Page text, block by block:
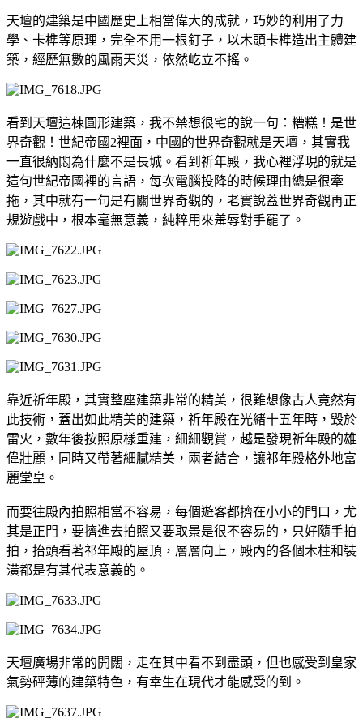
天壇的建築是中國歷史上相當偉大的成就，巧妙的利用了力
學、卡榫等原理，完全不用一根釘子，以木頭卡榫造出主體建
築，經歷無數的風雨天災，依然屹立不搖。
看到天壇這棟圓形建築，我不禁想很宅的說一句：糟糕！是世
界奇觀！世紀帝國2裡面，中國的世界奇觀就是天壇，其實我
一直很納悶為什麼不是長城。看到祈年殿，我心裡浮現的就是
這句世紀帝國裡的言語，每次電腦投降的時候理由總是很牽
拖，其中就有一句是有關世界奇觀的，老實說蓋世界奇觀再正
規遊戲中，根本毫無意義，純粹用來羞辱對手罷了。
靠近祈年殿，其實整座建築非常的精美，很難想像古人竟然有
此技術，蓋出如此精美的建築，祈年殿在光緒十五年時，毀於
雷火，數年後按照原樣重建，細細觀賞，越是發現祈年殿的雄
偉壯麗，同時又帶著細膩精美，兩者結合，讓祁年殿格外地富
麗堂皇。
而要往殿內拍照相當不容易，每個遊客都擠在小小的門口，尤
其是正門，要擠進去拍照又要取景是很不容易的，只好隨手拍
拍，抬頭看著祁年殿的屋頂，層層向上，殿內的各個木柱和裝
潢都是有其代表意義的。
天壇廣場非常的開闊，走在其中看不到盡頭，但也感受到皇家
氣勢砰薄的建築特色，有幸生在現代才能感受的到。